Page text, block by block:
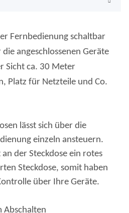
Fernbedienung schaltbar
angeschlossenen Geräte
Sicht ca. 30 Meter
Platz für Netzteile und Co.
lässt sich über die
einzeln ansteuern.
der Steckdose ein rotes
Steckdose, somit haben
über Ihre Geräte.
Abschalten